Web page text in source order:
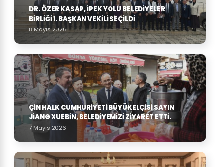
DR. ÖZER KASAP, İPEK YOLU BELEDIYELER
BIRLIĞI 1. BAŞKAN VEKILI SEÇILDI
8 Mayıs 2026
ÇIN HALK CUMHURIYETI BÜYÜKELÇISI SAYIN
JIANG XUEBIN, BELEDIYEMIZI ZIYARET ETTI.
7 Mayıs 2026